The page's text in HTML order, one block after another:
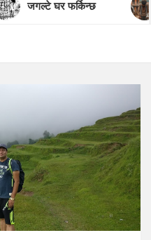
जगल्टे घर फर्किन्छ